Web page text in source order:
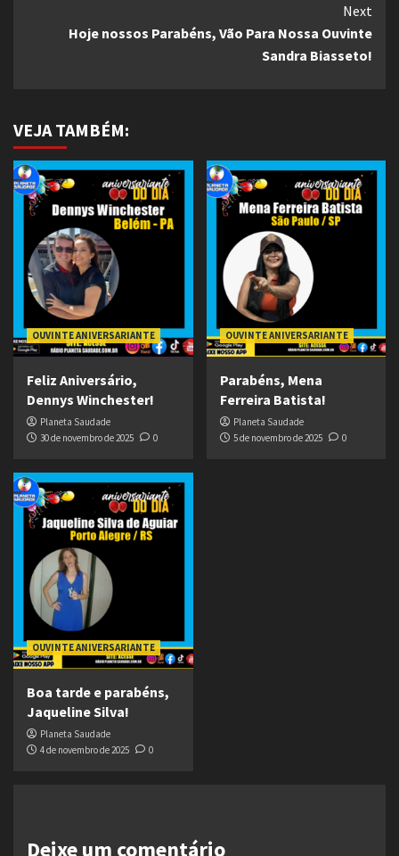
Next
Hoje nossos Parabéns, Vão Para Nossa Ouvinte
Sandra Biasseto!
VEJA TAMBÉM:
OUVINTE ANIVERSARIANTE
Feliz Aniversário,
Dennys Winchester!
Planeta Saudade
30 de novembro de 2025
0
OUVINTE ANIVERSARIANTE
Parabéns, Mena
Ferreira Batista!
Planeta Saudade
5 de novembro de 2025
0
OUVINTE ANIVERSARIANTE
Boa tarde e parabéns,
Jaqueline Silva!
Planeta Saudade
4 de novembro de 2025
0
Deixe um comentário